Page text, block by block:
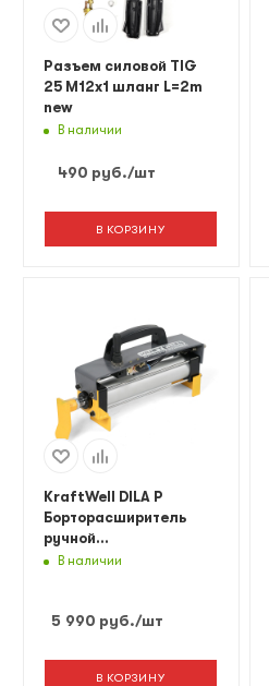
Разъем силовой TIG
25 M12x1 шланг L=2m
new
В наличии
490 руб./шт
В КОРЗИНУ
KraftWell DILA P
Борторасширитель
ручной
пневматический
В наличии
5 990 руб./шт
В КОРЗИНУ